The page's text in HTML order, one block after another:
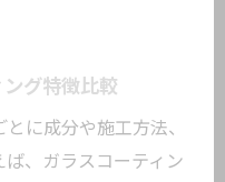
グ特徴比較
に成分や施工方法、
、ガラスコーティン